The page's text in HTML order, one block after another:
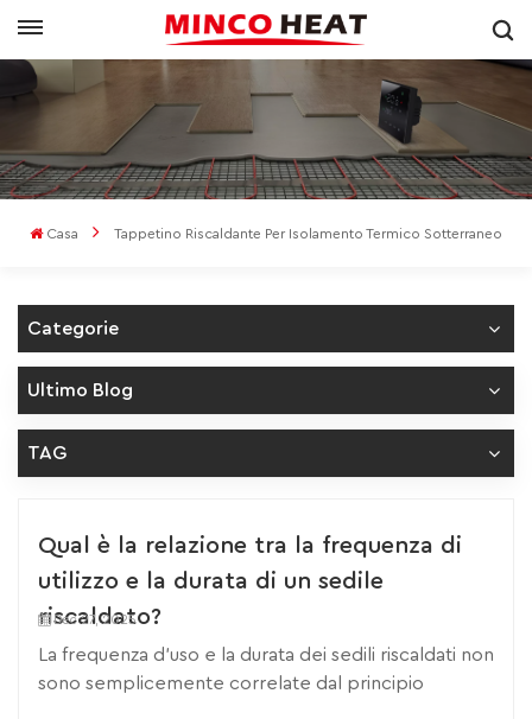
Casa Tappetino Riscaldante Per Isolamento Termico Sotterraneo
Categorie
Ultimo Blog
TAG
Qual è la relazione tra la frequenza di
utilizzo e la durata di un sedile
riscaldato?
Dec 27, 2025
La frequenza d'uso e la durata dei sedili riscaldati non
sono semplicemente correlate dal principio